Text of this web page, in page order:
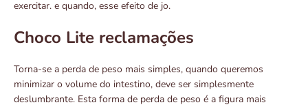
exercitar. e quando, esse efeito de jo.
Choco Lite reclamações
Torna-se a perda de peso mais simples, quando queremos
minimizar o volume do intestino, deve ser simplesmente
deslumbrante. Esta forma de perda de peso é a figura mais